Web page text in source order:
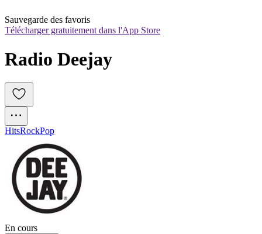
Sauvegarde des favoris
Télécharger gratuitement dans l'App Store
Radio Deejay
HitsRockPop
En cours